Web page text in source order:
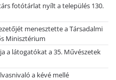
fotótárlat nyílt a település 130.
menesztette a Társadalmi
Minisztérium
a látogatókat a 35. Művészetek
a kévé mellé